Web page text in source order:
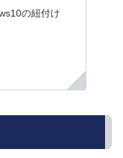
の紐付け